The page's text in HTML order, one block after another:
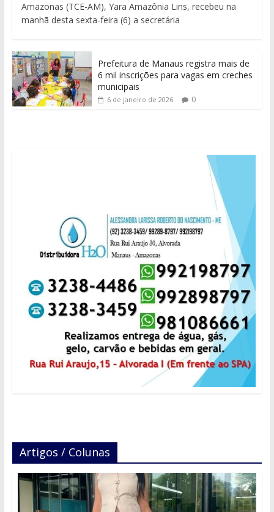
Amazonas (TCE-AM), Yara Amazônia Lins, recebeu na
manhã desta sexta-feira (6) a secretária
Prefeitura de Manaus registra mais de
6 mil inscrições para vagas em creches
municipais
6 de janeiro de 2026 0
Artigos / Colunas